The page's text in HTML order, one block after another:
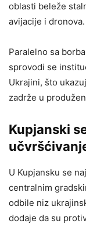
oblasti beleže
avijacije i dronova.
Paralelno sa
sprovodi se
Ukrajini, što
zadrže u
Kupjanski
U Kupjansku se
centralnim
odbile niz
dodaje da su